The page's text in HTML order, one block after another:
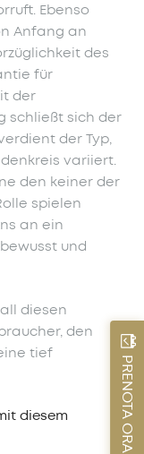
Ebenso
Anfang an
des
für
der
schließt sich der
der Typ,
variiert.
den keiner der
spielen
an ein
und
diesen
den
tief
diesem
PRENOTA ORA